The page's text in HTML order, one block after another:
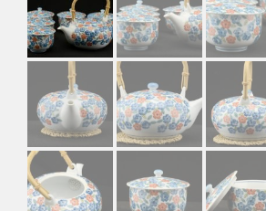
t
e
h
á
z